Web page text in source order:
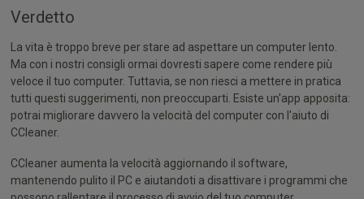
Verdetto
La vita è troppo breve per stare ad aspettare un computer lento.
Ma con i nostri consigli ormai dovresti sapere come rendere più
veloce il tuo computer. Tuttavia, se non riesci a mettere in pratica
tutti questi suggerimenti, non preoccuparti. Esiste un'app apposita:
potrai migliorare davvero la velocità del computer con l'aiuto di
CCleaner.
CCleaner aumenta la velocità aggiornando il software,
mantenendo pulito il PC e aiutandoti a disattivare i programmi che